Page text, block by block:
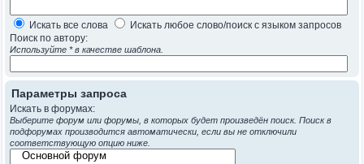
Искать все слова
Искать любое слово/поиск с языком запросов
Поиск по автору:
Используйте * в качестве шаблона.
Параметры запроса
Искать в форумах:
Выберите форум или форумы, в которых будет произведён поиск. Поиск в
подфорумах производится автоматически, если вы не отключили
соответствующую опцию ниже.